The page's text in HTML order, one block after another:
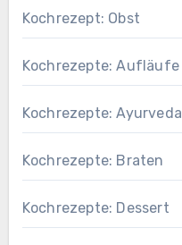
Kochrezept: Obst
Kochrezepte: Aufläufe
Kochrezepte: Ayurveda
Kochrezepte: Braten
Kochrezepte: Dessert